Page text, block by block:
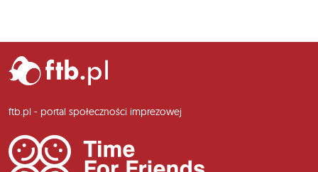
ftb.pl - portal społeczności imprezowej